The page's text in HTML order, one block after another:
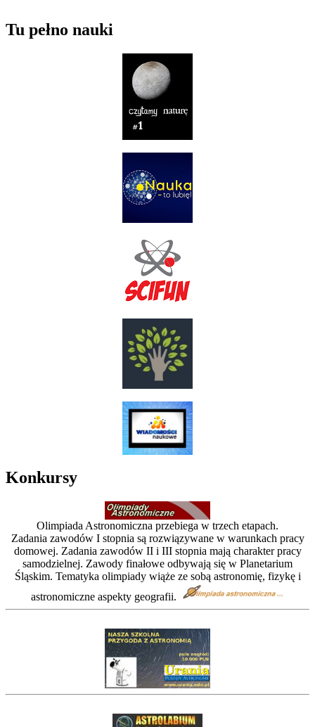
Tu pełno nauki
Konkursy
Olimpiada Astronomiczna przebiega w trzech etapach.
Zadania zawodów I stopnia są rozwiązywane w warunkach pracy
domowej. Zadania zawodów II i III stopnia mają charakter pracy
samodzielnej. Zawody finałowe odbywają się w Planetarium
Śląskim. Tematyka olimpiady wiąże ze sobą astronomię, fizykę i
astronomiczne aspekty geografii.